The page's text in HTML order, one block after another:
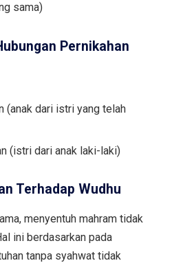
sama)
Pernikahan
(anak dari istri yang telah
(istri dari anak laki-laki)
Terhadap Wudhu
menyentuh mahram tidak
ini berdasarkan pada
tanpa syahwat tidak